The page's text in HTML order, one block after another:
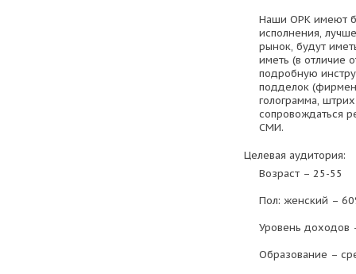
Наши ОРК имеют
исполнения,
рынок, будут
иметь (в отличие
подробную
подделок
голограмма,
сопровождаться
СМИ.
Целевая аудитория:
Возраст – 25-55
Пол: женский –
Уровень доходов
Образование –